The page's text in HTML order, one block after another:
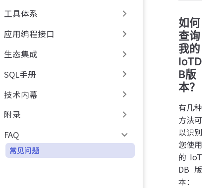
工具体系
应用编程接口
生态集成
SQL手册
技术内幕
附录
FAQ
常见问题
如何
查询
我的
IoTD
B版
本？
有几种
方法可
以识别
您使用
的 IoT
DB 版
本：